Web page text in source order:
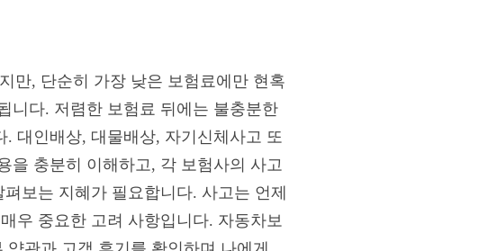
만, 단순히 가장 낮은 보험료에만 현혹
니다. 저렴한 보험료 뒤에는 불충분한
대인배상, 대물배상, 자기신체사고 또
을 충분히 이해하고, 각 보험사의 사고
보는 지혜가 필요합니다. 사고는 언제
우 중요한 고려 사항입니다. 자동차보